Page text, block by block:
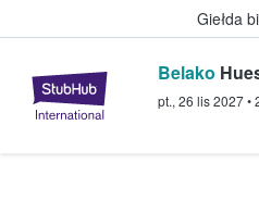
Giełda
StubHub
Belako
pt., 26 lis 2027•